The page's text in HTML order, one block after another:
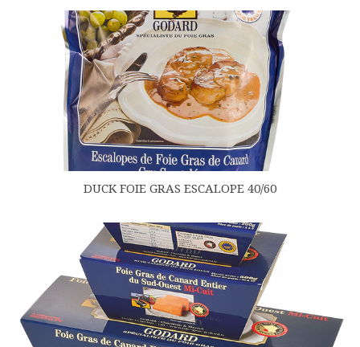
DUCK FOIE GRAS ESCALOPE 40/60